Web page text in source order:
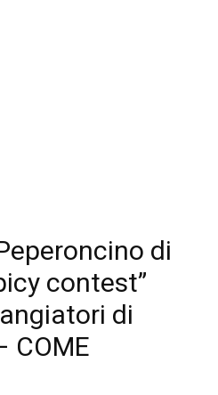
di
contest”
di
COME